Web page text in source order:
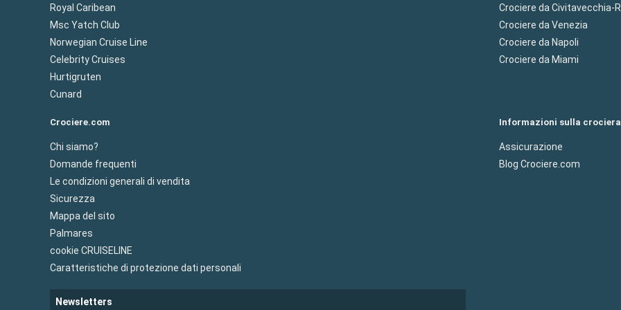
Royal Caribean
Msc Yatch Club
Norwegian Cruise Line
Celebrity Cruises
Hurtigruten
Cunard
Crociere da Civitavecchia-
Crociere da Venezia
Crociere da Napoli
Crociere da Miami
Crociere.com
Chi siamo?
Domande frequenti
Le condizioni generali di vendita
Sicurezza
Mappa del sito
Palmares
cookie CRUISELINE
Caratteristiche di protezione dati personali
Informazioni sulla crociera
Assicurazione
Blog Crociere.com
Newsletters